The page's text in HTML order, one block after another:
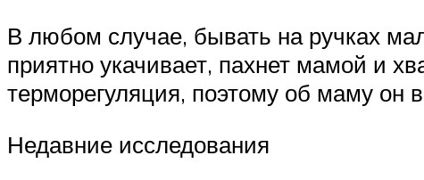
В любом случае, бывать на ручках
приятно укачивает, пахнет мамой и
терморегуляция, поэтому об маму он
Недавние исследования